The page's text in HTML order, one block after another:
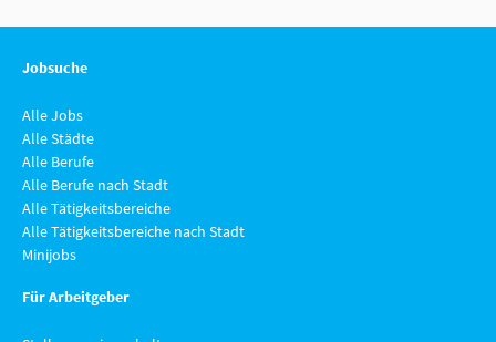
Jobsuche
Alle Jobs
Alle Städte
Alle Berufe
Alle Berufe nach Stadt
Alle Tätigkeitsbereiche
Alle Tätigkeitsbereiche nach Stadt
Minijobs
Für Arbeitgeber